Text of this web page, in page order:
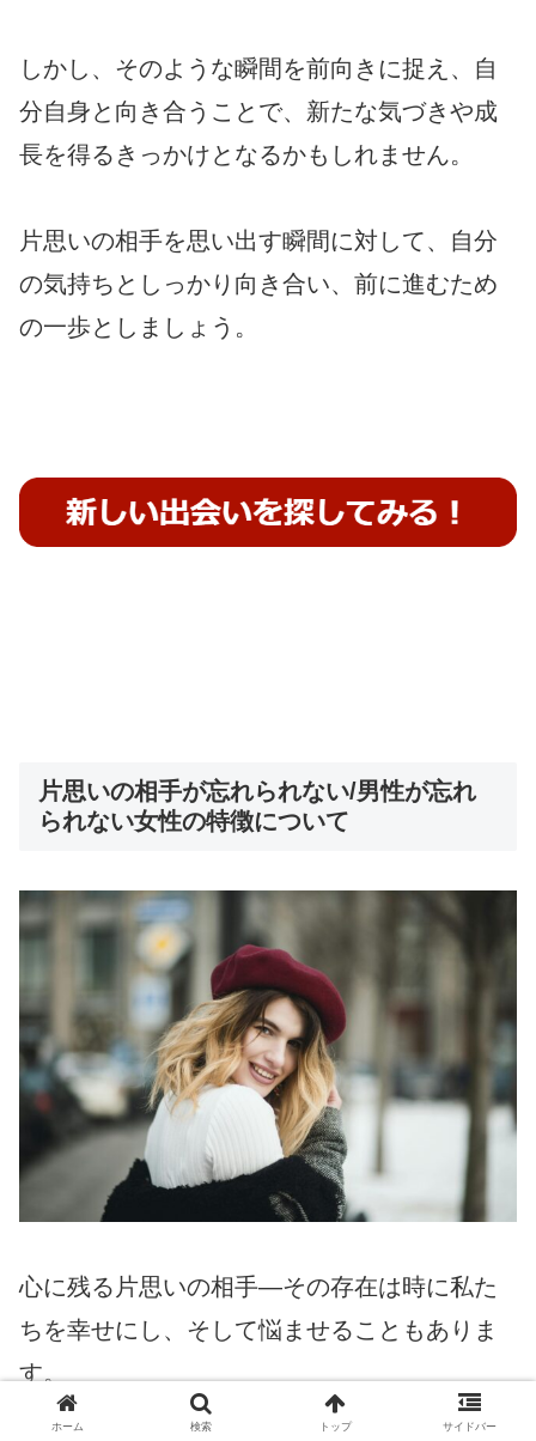
しかし、そのような瞬間を前向きに捉え、自
分自身と向き合うことで、新たな気づきや成
長を得るきっかけとなるかもしれません。
片思いの相手を思い出す瞬間に対して、自分
の気持ちとしっかり向き合い、前に進むため
の一歩としましょう。
片思いの相手が忘れられない/男性が忘れ
られない女性の特徴について
心に残る片思いの相手―その存在は時に私た
ちを幸せにし、そして悩ませることもありま
す。
ホーム 検索 トップ サイドバー